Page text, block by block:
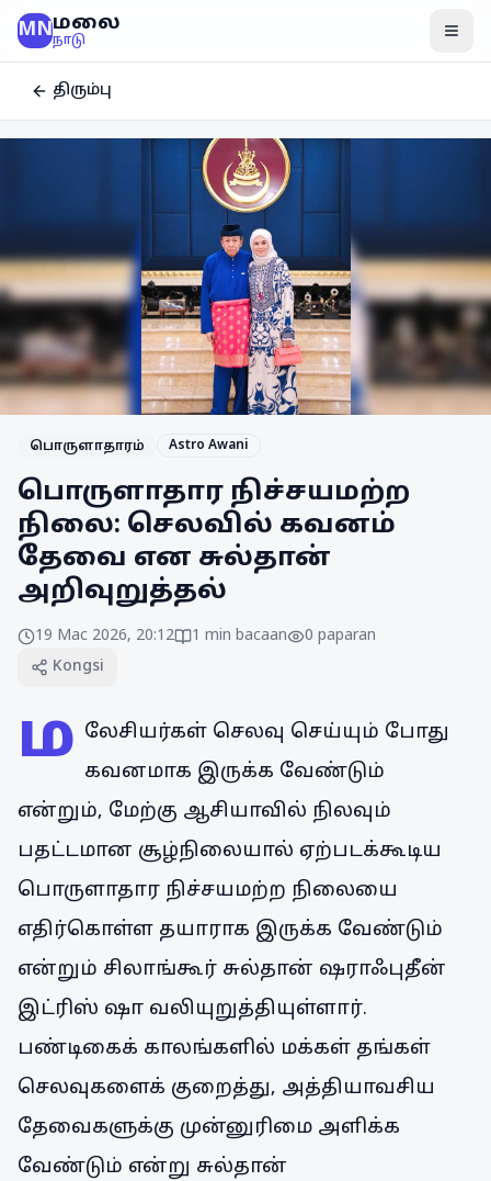
MNமலை
நாடு
திரும்பு
பொருளாதாரம் Astro Awani
பொருளாதார நிச்சயமற்ற
நிலை: செலவில் கவனம்
தேவை என சுல்தான்
அறிவுறுத்தல்
19 Mac 2026, 20:12 1 min bacaan 0 paparan
Kongsi
ம லேசியர்கள் செலவு செய்யும் போது
கவனமாக இருக்க வேண்டும்
என்றும், மேற்கு ஆசியாவில் நிலவும்
பதட்டமான சூழ்நிலையால் ஏற்படக்கூடிய
பொருளாதார நிச்சயமற்ற நிலையை
எதிர்கொள்ள தயாராக இருக்க வேண்டும்
என்றும் சிலாங்கூர் சுல்தான் ஷராஃபுதீன்
இட்ரிஸ் ஷா வலியுறுத்தியுள்ளார்.
பண்டிகைக் காலங்களில் மக்கள் தங்கள்
செலவுகளைக் குறைத்து, அத்தியாவசிய
தேவைகளுக்கு முன்னுரிமை அளிக்க
வேண்டும் என்று சுல்தான்